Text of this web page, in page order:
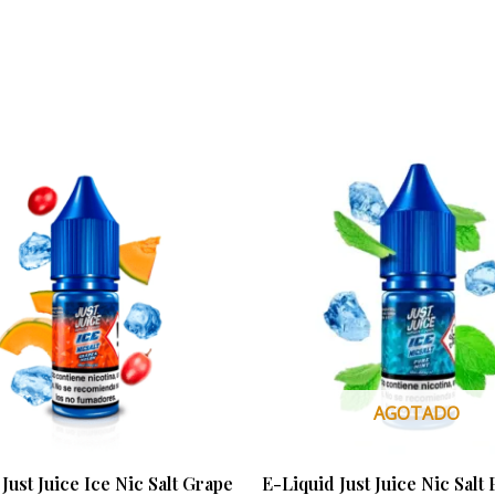
Juice Ice Nic Salt Grape
la
6,40 €
hasta
6,90 €
AGOTADO
E-Liquid Just Juice Nic Salt